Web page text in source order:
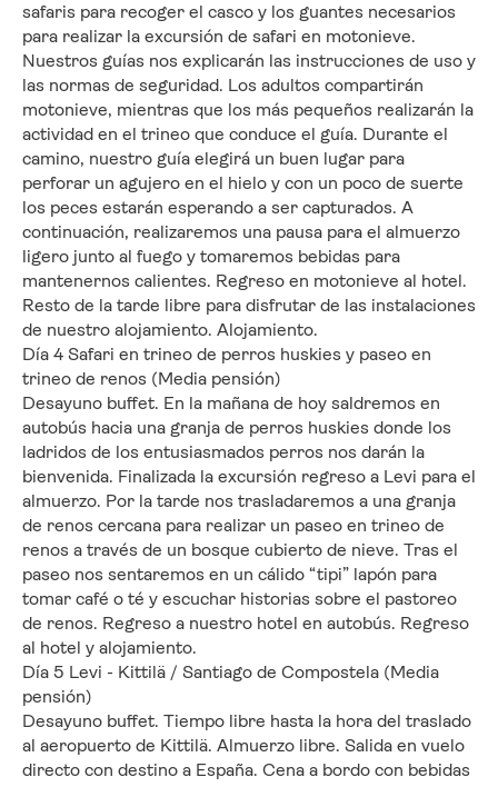
safaris para recoger el casco y los guantes necesarios
para realizar la excursión de safari en motonieve.
Nuestros guías nos explicarán las instrucciones de uso y
las normas de seguridad. Los adultos compartirán
motonieve, mientras que los más pequeños realizarán la
actividad en el trineo que conduce el guía. Durante el
camino, nuestro guía elegirá un buen lugar para
perforar un agujero en el hielo y con un poco de suerte
los peces estarán esperando a ser capturados. A
continuación, realizaremos una pausa para el almuerzo
ligero junto al fuego y tomaremos bebidas para
mantenernos calientes. Regreso en motonieve al hotel.
Resto de la tarde libre para disfrutar de las instalaciones
de nuestro alojamiento. Alojamiento.
Día 4 Safari en trineo de perros huskies y paseo en
trineo de renos (Media pensión)
Desayuno buffet. En la mañana de hoy saldremos en
autobús hacia una granja de perros huskies donde los
ladridos de los entusiasmados perros nos darán la
bienvenida. Finalizada la excursión regreso a Levi para el
almuerzo. Por la tarde nos trasladaremos a una granja
de renos cercana para realizar un paseo en trineo de
renos a través de un bosque cubierto de nieve. Tras el
paseo nos sentaremos en un cálido “tipi” lapón para
tomar café o té y escuchar historias sobre el pastoreo
de renos. Regreso a nuestro hotel en autobús. Regreso
al hotel y alojamiento.
Día 5 Levi - Kittilä / Santiago de Compostela (Media
pensión)
Desayuno buffet. Tiempo libre hasta la hora del traslado
al aeropuerto de Kittilä. Almuerzo libre. Salida en vuelo
directo con destino a España. Cena a bordo con bebidas